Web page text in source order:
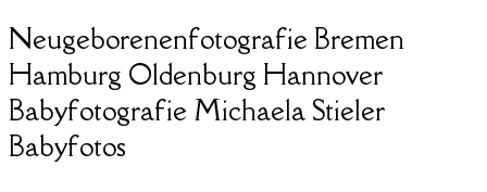
Neugeborenenfotografie Bremen
Hamburg Oldenburg Hannover
Babyfotografie Michaela Stieler
Babyfotos